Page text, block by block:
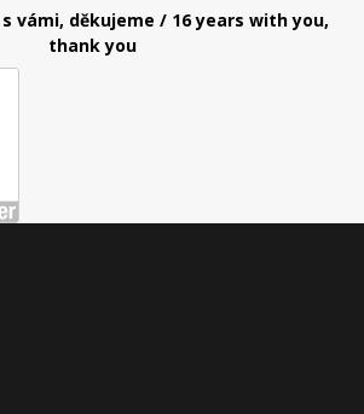
vámi, děkujeme / 16 years with you,
thank you